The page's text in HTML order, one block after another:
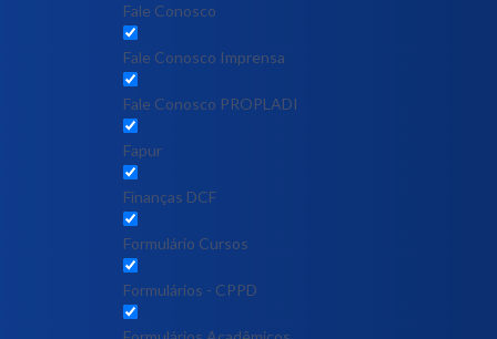
Fale Conosco
Fale Conosco Imprensa
Fale Conosco PROPLADI
Fapur
Finanças DCF
Formulário Cursos
Formulários - CPPD